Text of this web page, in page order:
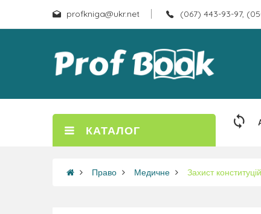
profkniga@ukr.net (067) 443-93-97,
КАТАЛОГ
Право Медичне Захист